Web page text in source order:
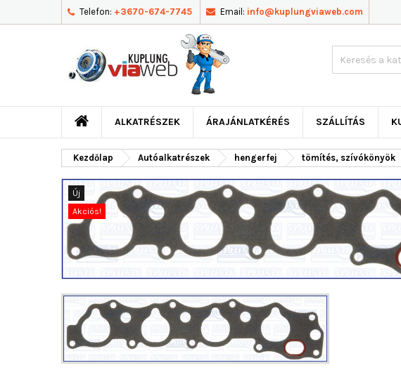
Telefon: +3670-674-7745 Email: info@kuplungviaweb.com
ALKATRÉSZEK ÁRAJÁNLATKÉRÉS SZÁLLÍTÁS
Kezdőlap Autóalkatrészek hengerfej tömítés, szívókönyök
Új
Akciós!